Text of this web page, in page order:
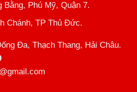
Bằng, Phú Mỹ, Quận 7.
Chánh, TP Thủ Đức.
Đa, Thạch Thang, Hải Châu.